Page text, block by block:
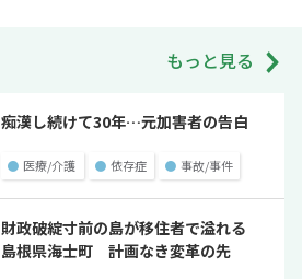
もっと見る
痴漢し続けて30年…元加害者の告白
● 医療/介護 ● 依存症 ● 事故/事件
財政破綻寸前の島が移住者で溢れる
島根県海士町 計画なき変革の先